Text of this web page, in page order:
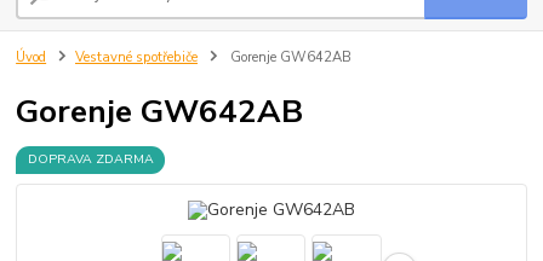
Úvod Vestavné spotřebiče Gorenje GW642AB
Gorenje GW642AB
DOPRAVA ZDARMA